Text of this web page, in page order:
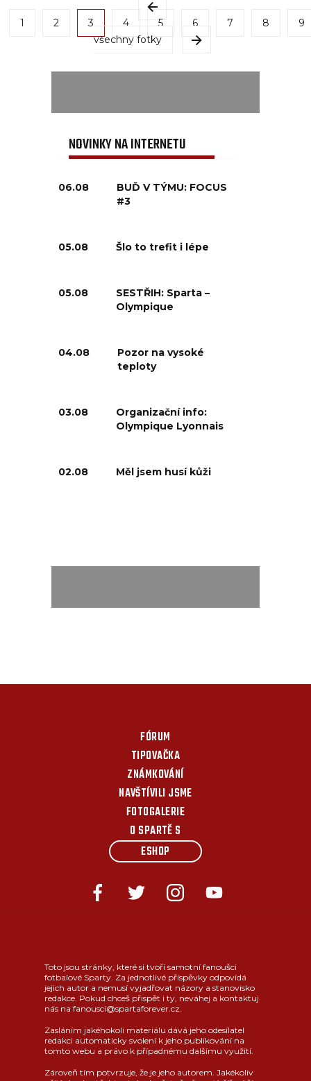
1 2 3 4 5 6 7 8
9
všechny fotky
NOVINKY NA INTERNETU
06.08
BUĎ V TÝMU: FOCUS
#3
05.08 Šlo to trefit i lépe
05.08
SESTŘIH: Sparta –
Olympique
04.08
Pozor na vysoké
teploty
03.08
Organizační info:
Olympique Lyonnais
02.08 Měl jsem husí kůži
FÓRUM
TIPOVAČKA
ZNÁMKOVÁNÍ
NAVŠTÍVILI JSME
FOTOGALERIE
O SPARTĚ S
ESHOP
Toto jsou stránky, které si tvoří samotní fanoušci
fotbalové Sparty. Za jednotlivé příspěvky odpovídá
jejich autor a nemusí vyjadřovat názory a stanovisko
redakce. Pokud chceš přispět i ty, neváhej a kontaktuj
nás na fanousci@spartaforever.cz.
Zasláním jakéhokoli materiálu dává jeho odesílatel
redakci automaticky svolení k jeho publikování na
tomto webu a právo k případnému dalšímu využití.
Zároveň tím potvrzuje, že je jeho autorem. Jakékoliv